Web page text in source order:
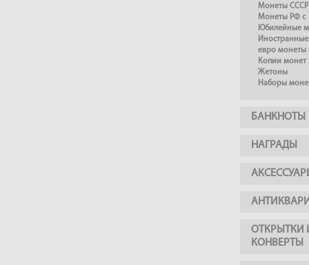
Монеты СССР
Монеты РФ с
Юбилейные
евро монеты
Копии монет
Жетоны
Наборы
БАНКНОТЫ
НАГРАДЫ
ОТКРЫТКИ
КОНВЕРТЫ